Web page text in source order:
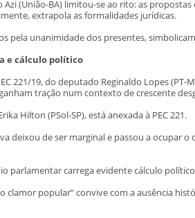
(União-BA) limitou-se ao rito: as
extrapola as formalidades jurídicas.
pela unanimidade dos presentes,
e cálculo político
221/19, do deputado Reginaldo Lopes (PT-
tração num contexto de crescente
Hilton (PSol-SP), está anexada à PEC 221.
deixou de ser marginal e passou a ocupar
parlamentar carrega evidente cálculo
clamor popular” convive com a ausência